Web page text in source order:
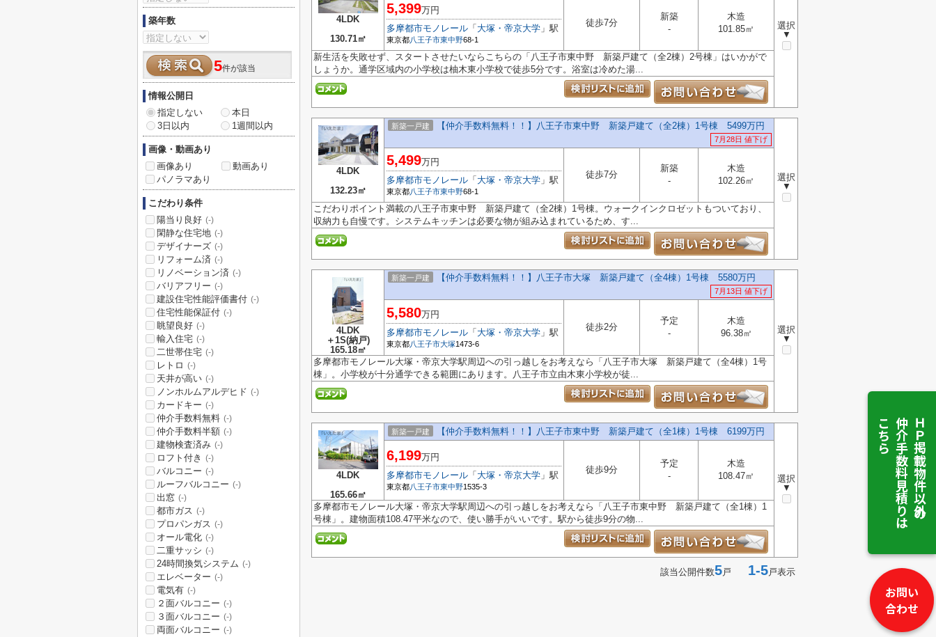
ＨＰ掲載物件以外の
仲介手数料見積りは
こちら
お問い
合わせ
4LDK
130.71㎡
選択
▼
5,399万円
多摩都市モノレール 「 大塚・帝京大学 」駅
東京都八王子市東中野68-1
徒歩7分
新築
-
木造
101.85㎡
新生活を失敗せず、スタートさせたいならこちらの「八王子市東中野 新築戸建て（全2棟）2号棟」はいかがで
しょうか。通学区域内の小学校は柚木東小学校で徒歩5分です。浴室は冷めた湯...
4LDK
132.23㎡
新築一戸建 【仲介手数料無料！！】八王子市東中野 新築戸建て（全2棟）1号棟 5499万円
7月28日 値下げ
選択
▼
5,499万円
多摩都市モノレール 「 大塚・帝京大学 」駅
東京都八王子市東中野68-1
徒歩7分
新築
-
木造
102.26㎡
こだわりポイント満載の八王子市東中野 新築戸建て（全2棟）1号棟。ウォークインクロゼットもついており、
収納力も自慢です。システムキッチンは必要な物が組み込まれているため、す...
4LDK
＋1S(納戸)
165.18㎡
新築一戸建 【仲介手数料無料！！】八王子市大塚 新築戸建て（全4棟）1号棟 5580万円
7月13日 値下げ
選択
▼
5,580万円
多摩都市モノレール 「 大塚・帝京大学 」駅
東京都八王子市大塚1473-6
徒歩2分
予定
-
木造
96.38㎡
多摩都市モノレール大塚・帝京大学駅周辺への引っ越しをお考えなら「八王子市大塚 新築戸建て（全4棟）1号
棟」。小学校が十分通学できる範囲にあります。八王子市立由木東小学校が徒...
4LDK
165.66㎡
新築一戸建 【仲介手数料無料！！】八王子市東中野 新築戸建て（全1棟）1号棟 6199万円
選択
▼
6,199万円
多摩都市モノレール 「 大塚・帝京大学 」駅
東京都八王子市東中野1535-3
徒歩9分
予定
-
木造
108.47㎡
多摩都市モノレール大塚・帝京大学駅周辺への引っ越しをお考えなら「八王子市東中野 新築戸建て（全1棟）1
号棟」。建物面積108.47平米なので、使い勝手がいいです。駅から徒歩9分の物...
該当公開件数5戸 1-5戸表示
築年数
5件が該当
情報公開日
指定しない
本日
3日以内
1週間以内
画像・動画あり
画像あり
動画あり
パノラマあり
こだわり条件
陽当り良好 (-)
閑静な住宅地 (-)
デザイナーズ (-)
リフォーム済 (-)
リノベーション済 (-)
バリアフリー (-)
建設住宅性能評価書付 (-)
住宅性能保証付 (-)
眺望良好 (-)
輸入住宅 (-)
二世帯住宅 (-)
レトロ (-)
天井が高い (-)
ノンホルムアルデヒド (-)
カードキー (-)
仲介手数料無料 (-)
仲介手数料半額 (-)
建物検査済み (-)
ロフト付き (-)
バルコニー (-)
ルーフバルコニー (-)
出窓 (-)
都市ガス (-)
プロパンガス (-)
オール電化 (-)
二重サッシ (-)
24時間換気システム (-)
エレベーター (-)
電気有 (-)
２面バルコニー (-)
３面バルコニー (-)
両面バルコニー (-)